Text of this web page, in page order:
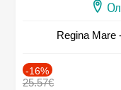
Regina Mare
-16%
25.57€